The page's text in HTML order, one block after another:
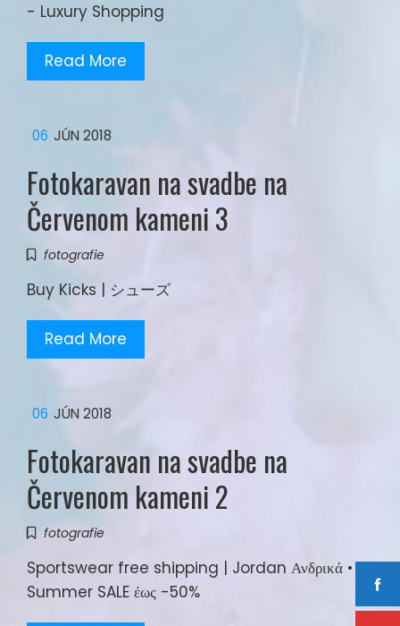
- Luxury Shopping
Read More
06 JÚN 2018
Fotokaravan na svadbe na
Červenom kameni 3
fotografie
Buy Kicks | シューズ
Read More
06 JÚN 2018
Fotokaravan na svadbe na
Červenom kameni 2
fotografie
Sportswear free shipping | Jordan Ανδρικά •
Summer SALE έως -50%